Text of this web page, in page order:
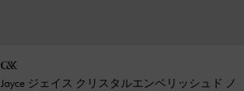
Jayce ジェイス クリスタルエンベリッシュド ノ